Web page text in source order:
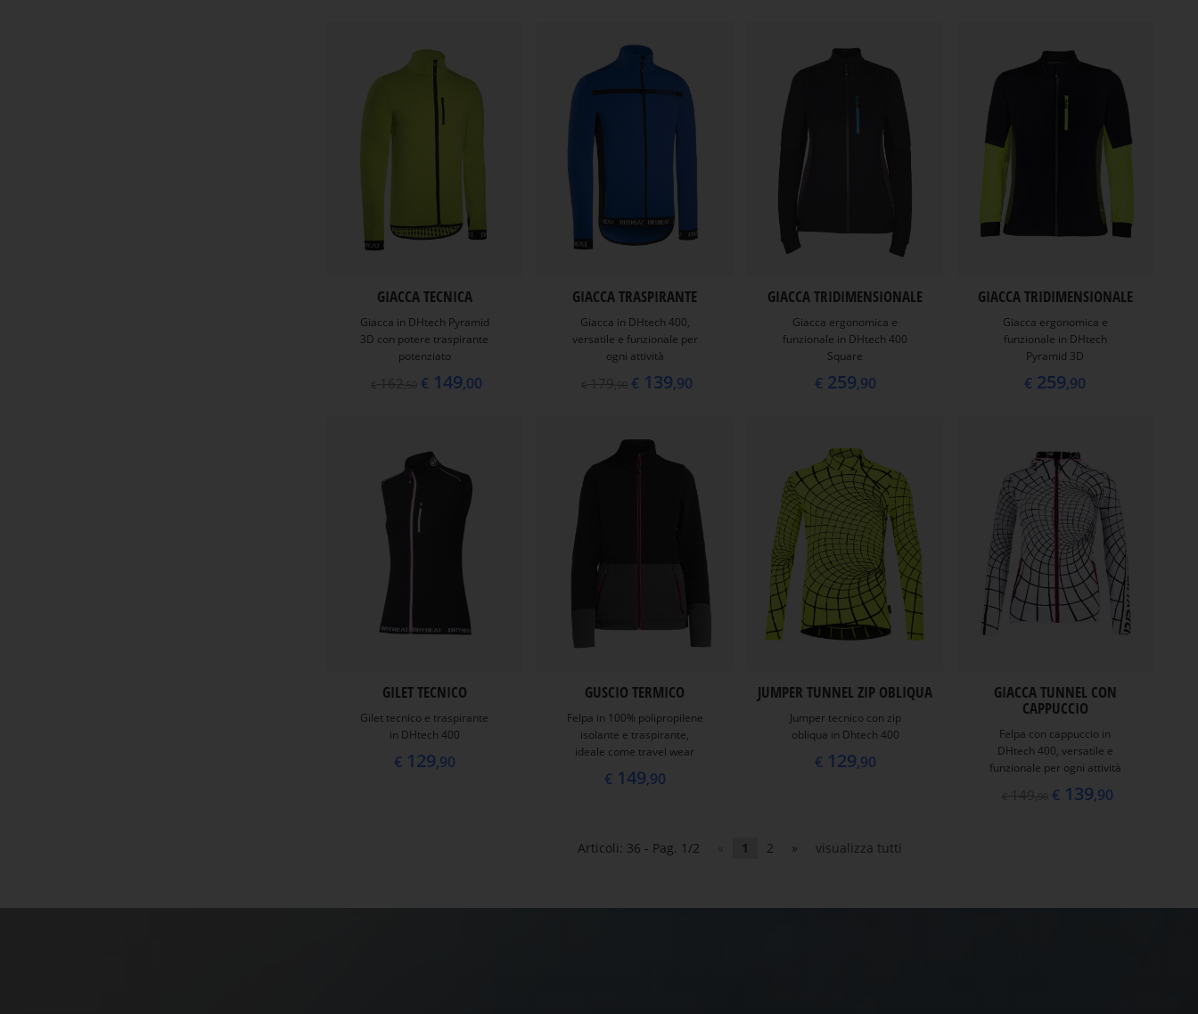
GIACCA TECNICA
Giacca in DHtech Pyramid
3D con potere traspirante
potenziato
€ 149,00
GIACCA TRASPIRANTE
Giacca in DHtech 400,
versatile e funzionale per
ogni attività
€ 139,90
GIACCA TRIDIMENSIONALE
Giacca ergonomica e
funzionale in DHtech 400
Square
€259,90
GIACCA TRIDIMENSIONALE
Giacca ergonomica e
funzionale in DHtech
Pyramid 3D
€ 259,90
GILET TECNICO
Gilet tecnico e traspirante
in DHtech 400
€129,90
GUSCIO TERMICO
Felpa in 100% polipropilene
isolante e traspirante,
ideale come travel wear
€149,90
JUMPER TUNNEL ZIP OBLIQUA
Jumper tecnico con zip
obliqua in Dhtech 400
€129,90
GIACCA TUNNEL CON
CAPPUCCIO
Felpa con cappuccio in
DHtech 400, versatile e
funzionale per ogni attività
€139,90
Articoli: 36 - Pag. 1/2 1 2 » visualizza tutti